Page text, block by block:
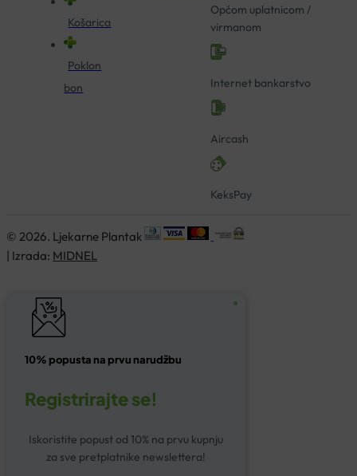
Košarica
Poklon
bon
Općom uplatnicom /
virmanom
Internet bankarstvo
Aircash
KeksPay
© 2026. Ljekarne Plantak
| Izrada: MIDNEL
10% popusta na prvu narudžbu
Registrirajte se!
Iskoristite popust od 10% na prvu kupnju
za sve pretplatnike newslettera!